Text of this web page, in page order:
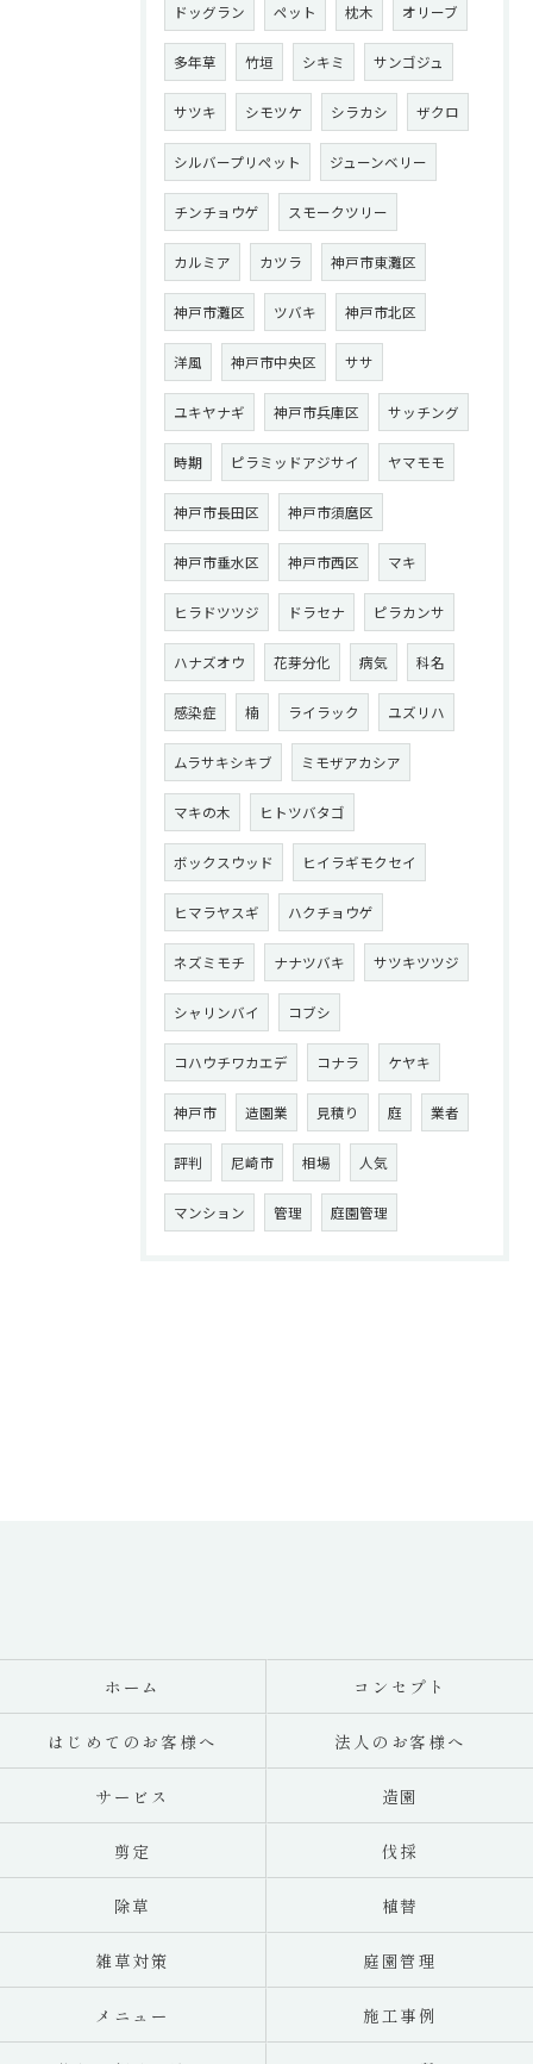
ドッグラン ペット 枕木 オリーブ
多年草 竹垣 シキミ サンゴジュ
サツキ シモツケ シラカシ ザクロ
シルバープリペット ジューンベリー
チンチョウゲ スモークツリー
カルミア カツラ 神戸市東灘区
神戸市灘区 ツバキ 神戸市北区
洋風 神戸市中央区 ササ
ユキヤナギ 神戸市兵庫区 サッチング
時期 ピラミッドアジサイ ヤマモモ
神戸市長田区 神戸市須麿区
神戸市垂水区 神戸市西区 マキ
ヒラドツツジ ドラセナ ピラカンサ
ハナズオウ 花芽分化 病気 科名
感染症 楠 ライラック ユズリハ
ムラサキシキブ ミモザアカシア
マキの木 ヒトツバタゴ
ボックスウッド ヒイラギモクセイ
ヒマラヤスギ ハクチョウゲ
ネズミモチ ナナツバキ サツキツツジ
シャリンバイ コブシ
コハウチワカエデ コナラ ケヤキ
神戸市 造園業 見積り 庭 業者
評判 尼崎市 相場 人気
マンション 管理 庭園管理
ホーム コンセプト
はじめてのお客様へ 法人のお客様へ
サービス 造園
剪定 伐採
除草 植替
雑草対策 庭園管理
メニュー 施工事例